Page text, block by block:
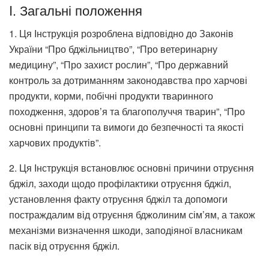
I. Загальні положення
1. Ця Інструкція розроблена відповідно до Законів
України “Про бджільництво”, “Про ветеринарну
медицину”, “Про захист рослин”, “Про державний
контроль за дотриманням законодавства про харчові
продукти, корми, побічні продукти тваринного
походження, здоров’я та благополуччя тварин”, “Про
основні принципи та вимоги до безпечності та якості
харчових продуктів”.
2. Ця Інструкція встановлює основні причини отруєння
бджіл, заходи щодо профілактики отруєння бджіл,
установлення факту отруєння бджіл та допомоги
постраждалим від отруєння бджолиним сім’ям, а також
механізми визначення шкоди, заподіяної власникам
пасік від отруєння бджіл.